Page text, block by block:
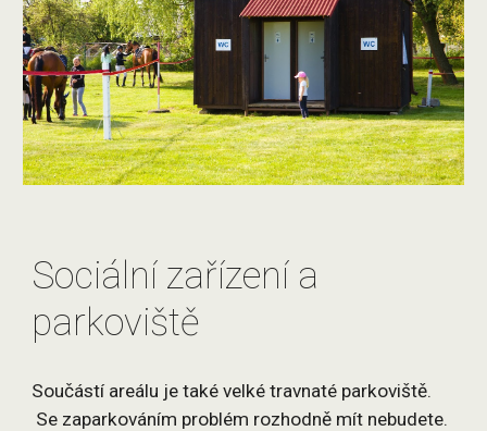
Sociální zařízení a
parkoviště
Součástí areálu je také velké travnaté parkoviště.
Se zaparkováním problém rozhodně mít nebudete.